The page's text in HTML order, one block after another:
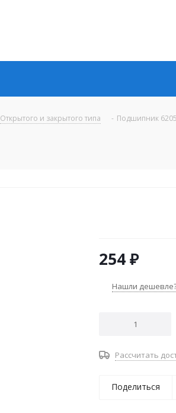
Открытого и закрытого типа - Подшипник
254₽
Нашли
Рассчитать
Поделиться